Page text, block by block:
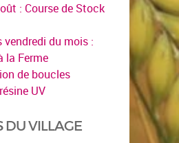
: Course de Stock
vendredi du mois :
la Ferme
de boucles
UV
DU VILLAGE